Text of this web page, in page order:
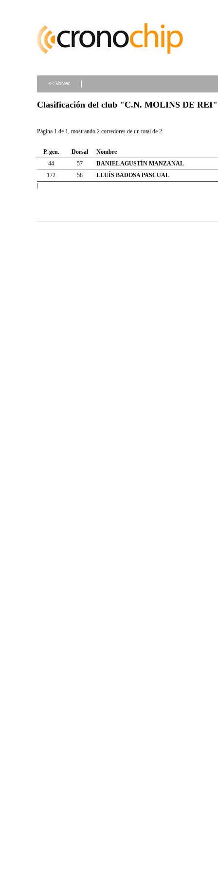
<< Volver
Clasificación del club "C.N. MOLINS DE REI"
Página 1 de 1, mostrando 2 corredores de un total de 2
P. gen. Dorsal
Nombre
44
57
DANIEL AGUSTÍN MANZANAL
172
58
LLUÍS BADOSA PASCUAL
|